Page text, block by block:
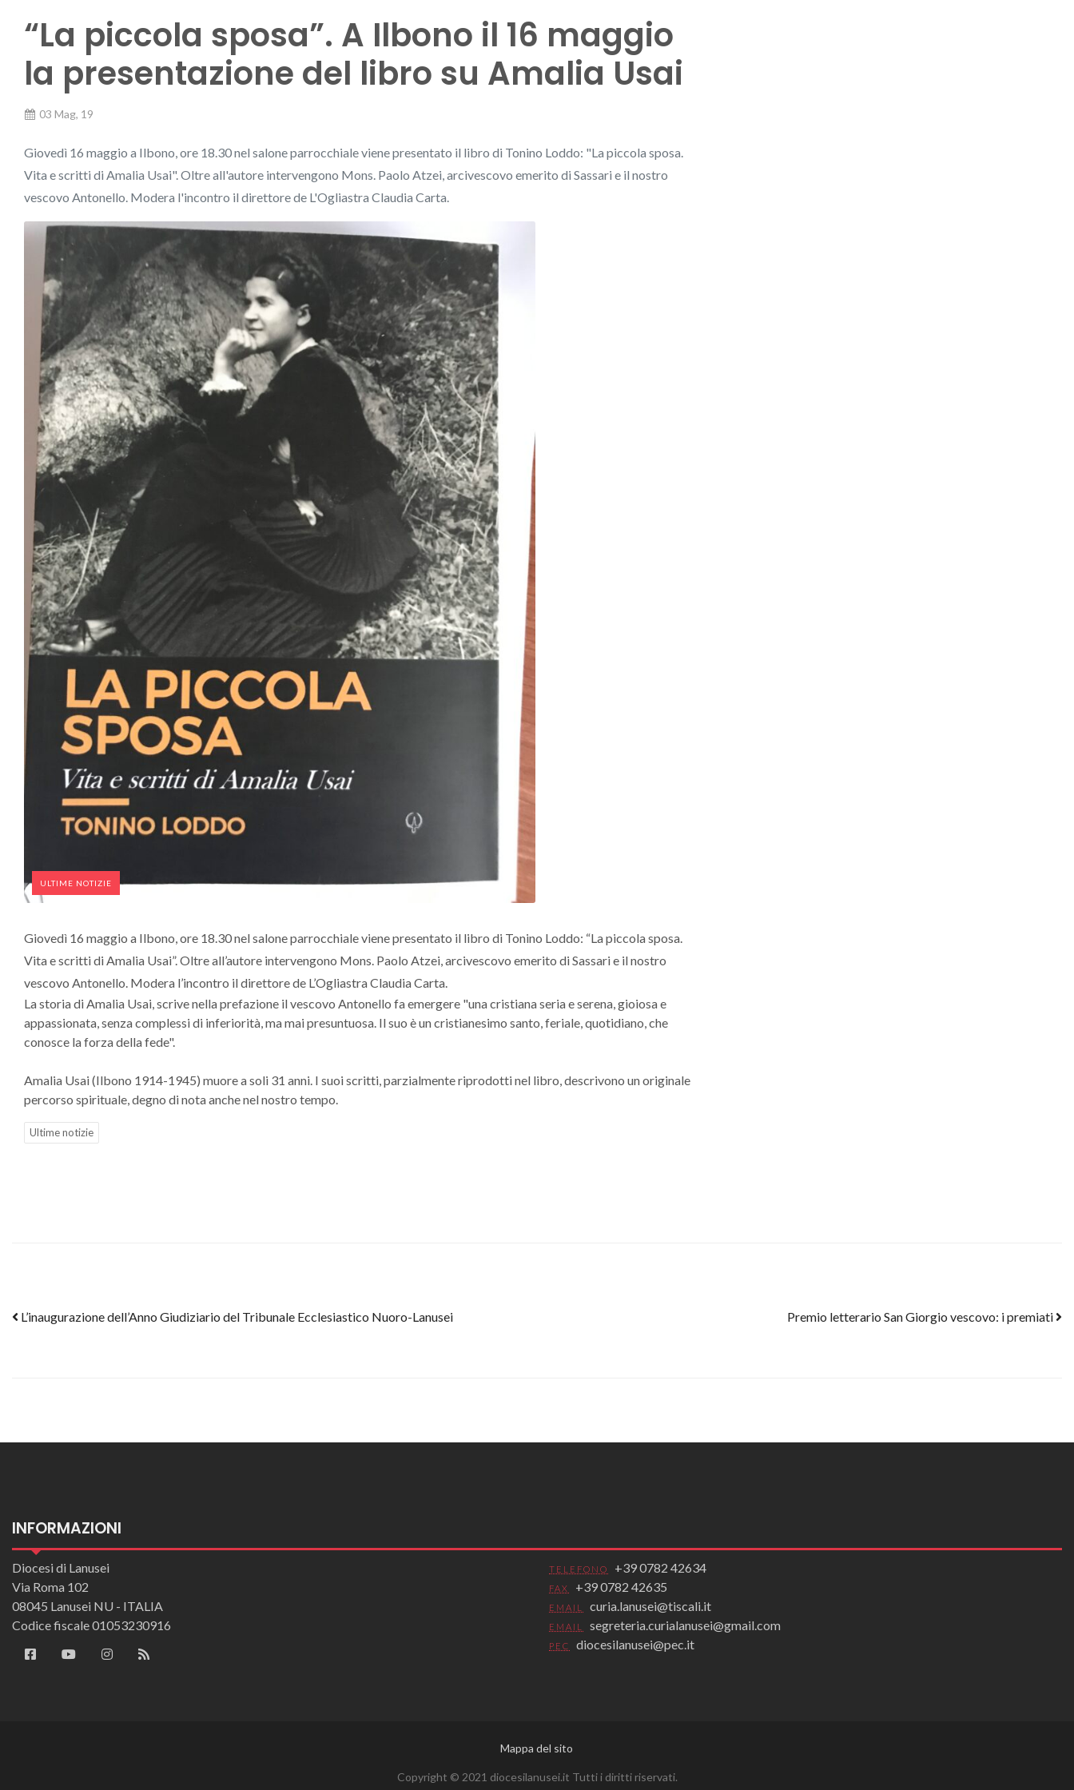
“La piccola sposa”. A Ilbono il 16 maggio
la presentazione del libro su Amalia Usai
03 Mag, 19
Giovedì 16 maggio a Ilbono, ore 18.30 nel salone parrocchiale viene presentato il libro di Tonino Loddo: "La piccola sposa.
Vita e scritti di Amalia Usai". Oltre all'autore intervengono Mons. Paolo Atzei, arcivescovo emerito di Sassari e il nostro
vescovo Antonello. Modera l'incontro il direttore de L'Ogliastra Claudia Carta.
ULTIME NOTIZIE
Giovedì 16 maggio a Ilbono, ore 18.30 nel salone parrocchiale viene presentato il libro di Tonino Loddo: “La piccola sposa.
Vita e scritti di Amalia Usai”. Oltre all’autore intervengono Mons. Paolo Atzei, arcivescovo emerito di Sassari e il nostro
vescovo Antonello. Modera l’incontro il direttore de L’Ogliastra Claudia Carta.
La storia di Amalia Usai, scrive nella prefazione il vescovo Antonello fa emergere "una cristiana seria e serena, gioiosa e
appassionata, senza complessi di inferiorità, ma mai presuntuosa. Il suo è un cristianesimo santo, feriale, quotidiano, che
conosce la forza della fede".
Amalia Usai (Ilbono 1914-1945) muore a soli 31 anni. I suoi scritti, parzialmente riprodotti nel libro, descrivono un originale
percorso spirituale, degno di nota anche nel nostro tempo.
Ultime notizie
Post navigation
L’inaugurazione dell’Anno Giudiziario del Tribunale Ecclesiastico Nuoro-Lanusei Premio letterario San Giorgio vescovo: i premiati
INFORMAZIONI
Diocesi di Lanusei
Via Roma 102
08045 Lanusei NU - ITALIA
Codice fiscale 01053230916
TELEFONO +39 0782 42634
FAX +39 0782 42635
EMAIL curia.lanusei@tiscali.it
EMAIL segreteria.curialanusei@gmail.com
PEC diocesilanusei@pec.it
Mappa del sito
Copyright © 2021 diocesilanusei.it Tutti i diritti riservati.